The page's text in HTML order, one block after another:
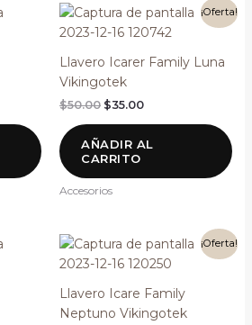
¡Oferta!
Llavero Icarer Family Luna
Vikingotek
$50.00
El
original
$50.00.
$35.00
El
precio
actual
$35.00.
AÑADIR AL
CARRITO
Accesorios
¡Oferta!
Llavero Icare Family
Neptuno Vikingotek
El
original
$50.00.
El
precio
actual
$35.00.